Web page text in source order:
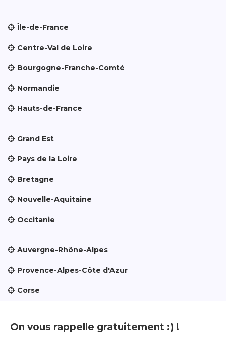
Île-de-France
Centre-Val de Loire
Bourgogne-Franche-Comté
Normandie
Hauts-de-France
Grand Est
Pays de la Loire
Bretagne
Nouvelle-Aquitaine
Occitanie
Auvergne-Rhône-Alpes
Provence-Alpes-Côte d'Azur
Corse
On vous rappelle gratuitement :) !